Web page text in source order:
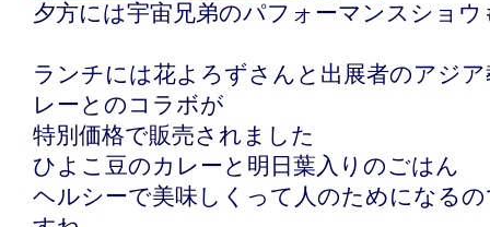
夕方には宇宙兄弟のパフォーマンスショ
ランチには花よろずさんと出展者のアジ
レーとのコラボが
特別価格で販売されました
ひよこ豆のカレーと明日葉入りのごはん
ヘルシーで美味しくって人のためになる